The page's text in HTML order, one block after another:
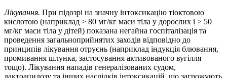
Лікування. При підозрі на значну інтоксикацію тіоктовою
кислотою (наприклад > 80 мг/кг маси тіла у дорослих і > 50
мг/кг маси тіла у дітей) показана негайна госпіталізація та
проведення загальноприйнятих заходів відповідно до
принципів лікування отруєнь (наприклад індукція блювання,
промивання шлунка, застосування активованого вугілля
тощо). Лікування нападів генералізованих судом,
лактоацидозу та інших наслідків інтоксикацій, що загрожують